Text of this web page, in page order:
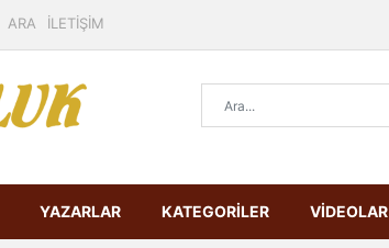
ARA İLETİŞİM
YAZARLAR KATEGORİLER VİDEOLAR